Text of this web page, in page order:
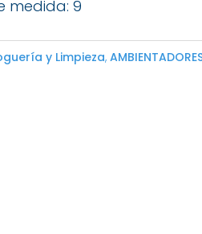
medida: 9
y Limpieza,